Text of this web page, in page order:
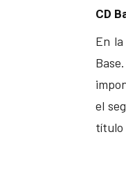
CD
En
el
título